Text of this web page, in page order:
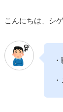
こんにちは、シゲ